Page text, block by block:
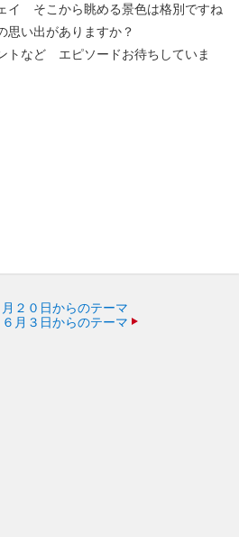
イ そこから眺める景色は格別ですね
思い出がありますか？
トなど エピソードお待ちしていま
月２０日からのテーマ
６月３日からのテーマ